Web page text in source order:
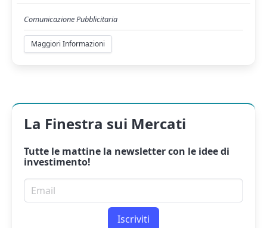
Comunicazione Pubblicitaria
Maggiori Informazioni
La Finestra sui Mercati
Tutte le mattine la newslettercon le idee di
investimento!
Email per newsletter
Iscriviti